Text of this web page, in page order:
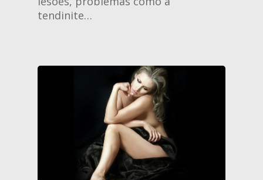
tendinite…
Vídeos
Blog
Parceiros
Contato
Agendamento